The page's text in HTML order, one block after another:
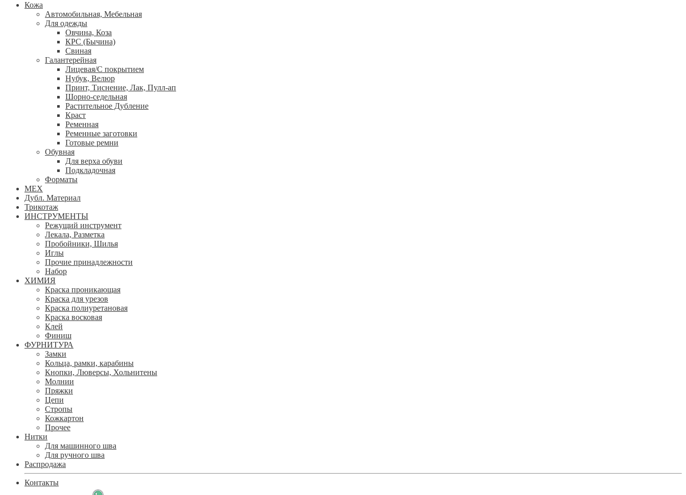
Кожа
Автомобильная, Мебельная
Для одежды
Овчина, Коза
КРС (Бычина)
Свиная
Галантерейная
Лицевая/С покрытием
Нубук, Велюр
Принт, Тиснение, Лак, Пулл-ап
Шорно-седельная
Растительное Дубление
Краст
Ременная
Ременные заготовки
Готовые ремни
Обувная
Для верха обуви
Подкладочная
Форматы
МЕХ
Дубл. Материал
Трикотаж
ИНСТРУМЕНТЫ
Режущий инструмент
Лекала, Разметка
Пробойники, Шилья
Иглы
Прочие принадлежности
Набор
ХИМИЯ
Краска проникающая
Краска для урезов
Краска полиуретановая
Краска восковая
Клей
Финиш
ФУРНИТУРА
Замки
Кольца, рамки, карабины
Кнопки, Люверсы, Хольнитены
Молнии
Пряжки
Цепи
Стропы
Кожкартон
Прочее
Нитки
Для машинного шва
Для ручного шва
Распродажа
Контакты